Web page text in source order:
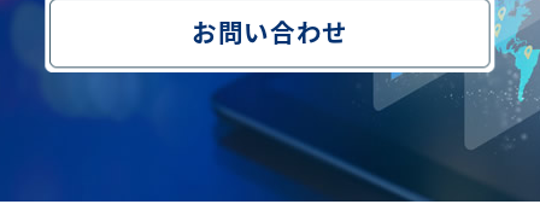
お問い合わせ